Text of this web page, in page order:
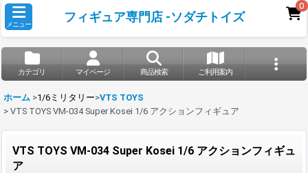
メニュー
フィギュア専門店 -ソダチトイズ
0
カテゴリ マイページ 商品検索 ご利用案内
ホーム >1/6ミリタリー>VTS TOYS
> VTS TOYS VM-034 Super Kosei 1/6 アクションフィギュア
VTS TOYS VM-034 Super Kosei 1/6 アクションフィギュ
ア